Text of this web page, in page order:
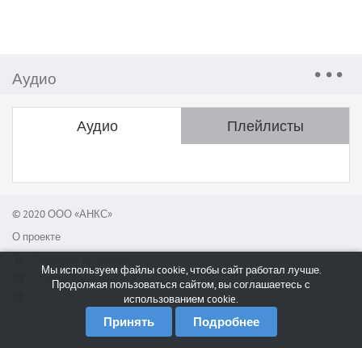
Аудио
Аудио Плейлисты
© 2020 ООО «АНКС»
О проекте
Служба поддержки
Мы используем файлы cookie, чтобы сайт работал лучше.
Продолжая пользоваться сайтом, вы соглашаетесь с
использованием cookie.
Принять Подробнее